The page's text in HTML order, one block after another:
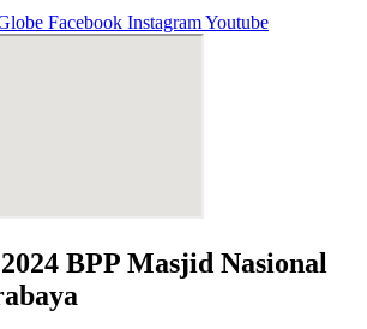
Facebook InstagramYoutube
BPP Masjid Nasional